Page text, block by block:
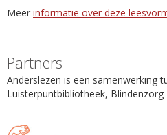
Meer informatie over deze
Partners
Anderslezen is een samenwerking
Luisterpuntbibliotheek,